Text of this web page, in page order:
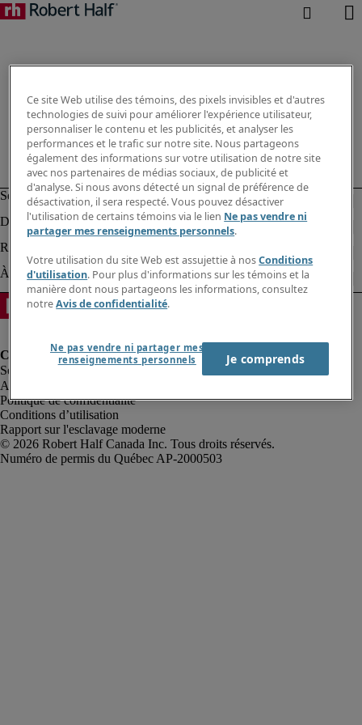
Alerte à la fraude
Politique de confidentialité
Conditions d’utilisation
Rapport sur l'esclavage moderne
Robert Half Canada Inc. Tous droits réservés.
Ce site Web utilise des témoins, des pixels invisibles et d'autres
technologies de suivi pour améliorer l'expérience utilisateur,
personnaliser le contenu et les publicités, et analyser les
performances et le trafic sur notre site. Nous partageons
également des informations sur votre utilisation de notre site
avec nos partenaires de médias sociaux, de publicité et
d'analyse. Si nous avons détecté un signal de préférence de
désactivation, il sera respecté. Vous pouvez désactiver
l'utilisation de certains témoins via le lien Ne pas vendre ni
partager mes renseignements personnels.
Votre utilisation du site Web est assujettie à nosConditions
d'utilisation. Pour plus d'informations sur les témoins et la
manière dont nous partageons les informations, consultez
notreAvis de confidentialité.
Ne pas vendre ni partager mes
renseignements personnels
Je comprends